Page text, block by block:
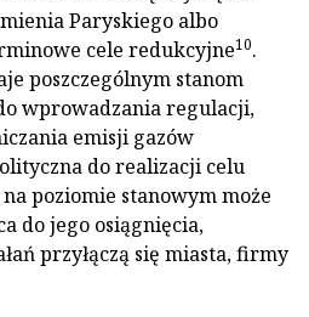
Paryskiego albo
cele redukcyjne10.
poszczególnym stanom
wprowadzania regulacji,
emisji gazów
do realizacji celu
poziomie stanowym może
do jego osiągnięcia,
przyłączą się miasta, firmy